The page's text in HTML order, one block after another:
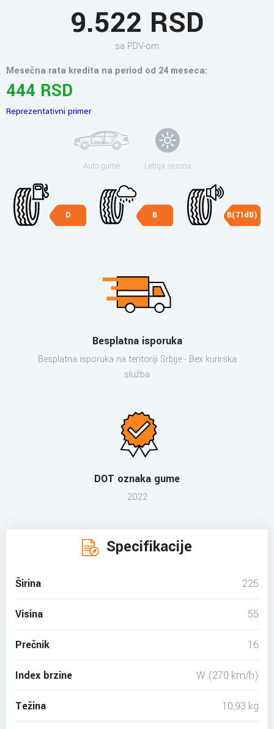
9.522 RSD
sa PDV-om
Mesečna rata kredita na period od 24 meseca:
444 RSD
Reprezentativni primer
Auto gume Letnja sezona
D B B(71dB)
Besplatna isporuka
Besplatna isporuka na teritoriji Srbije - Bex kurirska
služba
DOT oznaka gume
2022
Specifikacije
Širina 225
Visina 55
Prečnik 16
Index brzine W (270 km/h)
Težina 10,93 kg